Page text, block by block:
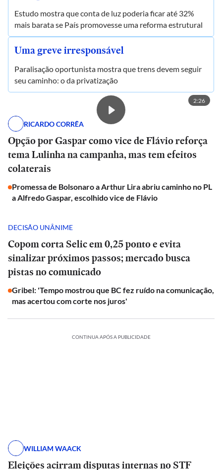
Estudo mostra que conta de luz poderia ficar até 32%
mais barata se País promovesse uma reforma estrutural
Uma greve irresponsável
Paralisação oportunista mostra que trens devem seguir
seu caminho: o da privatização
2:26
RICARDO CORRÊA
Opção por Gaspar como vice de Flávio reforça
tema Lulinha na campanha, mas tem efeitos
colaterais
Promessa de Bolsonaro a Arthur Lira abriu caminho no PL
a Alfredo Gaspar, escolhido vice de Flávio
DECISÃO UNÂNIME
Copom corta Selic em 0,25 ponto e evita
sinalizar próximos passos; mercado busca
pistas no comunicado
Gribel: 'Tempo mostrou que BC fez ruído na comunicação,
mas acertou com corte nos juros'
CONTINUA APÓS A PUBLICIDADE
WILLIAM WAACK
Eleições acirram disputas internas no STF